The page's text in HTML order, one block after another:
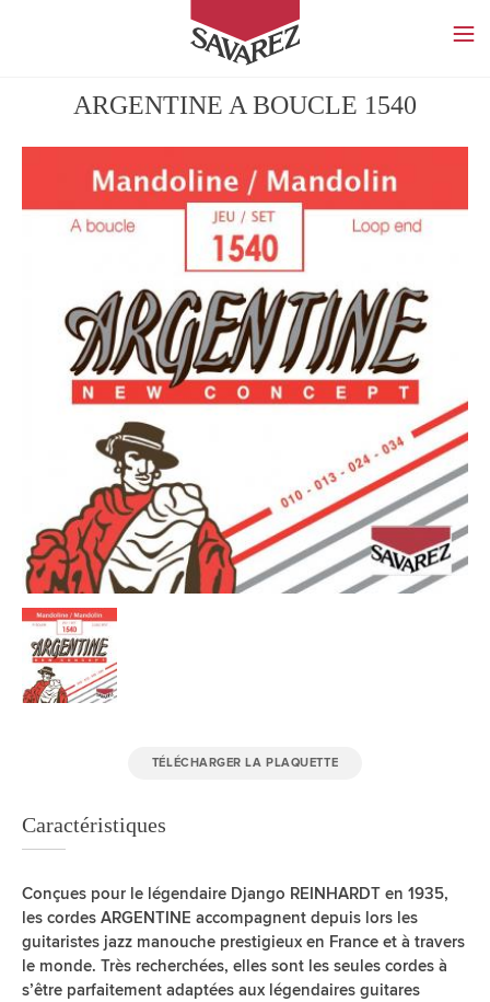
SAVAREZ
ARGENTINE A BOUCLE 1540
TÉLÉCHARGER LA PLAQUETTE
Caractéristiques
Conçues pour le légendaire Django REINHARDT en 1935,
les cordes ARGENTINE accompagnent depuis lors les
guitaristes jazz manouche prestigieux en France et à travers
le monde. Très recherchées, elles sont les seules cordes à
s’être parfaitement adaptées aux légendaires guitares